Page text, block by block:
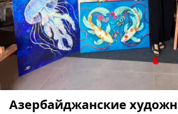
Азербайджанские